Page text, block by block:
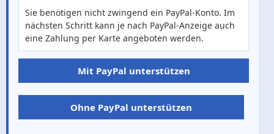
Sie benötigen nicht zwingend ein PayPal-Konto. Im
nächsten Schritt kann je nach PayPal-Anzeige auch
eine Zahlung per Karte angeboten werden.
Mit PayPal unterstützen
Ohne PayPal unterstützen